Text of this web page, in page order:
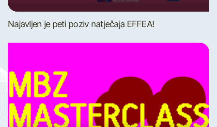
Najavljen je peti poziv natječaja EFFEA!